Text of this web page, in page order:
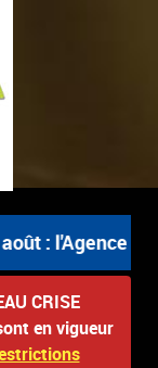
août : l'Agence
CRISE
en vigueur